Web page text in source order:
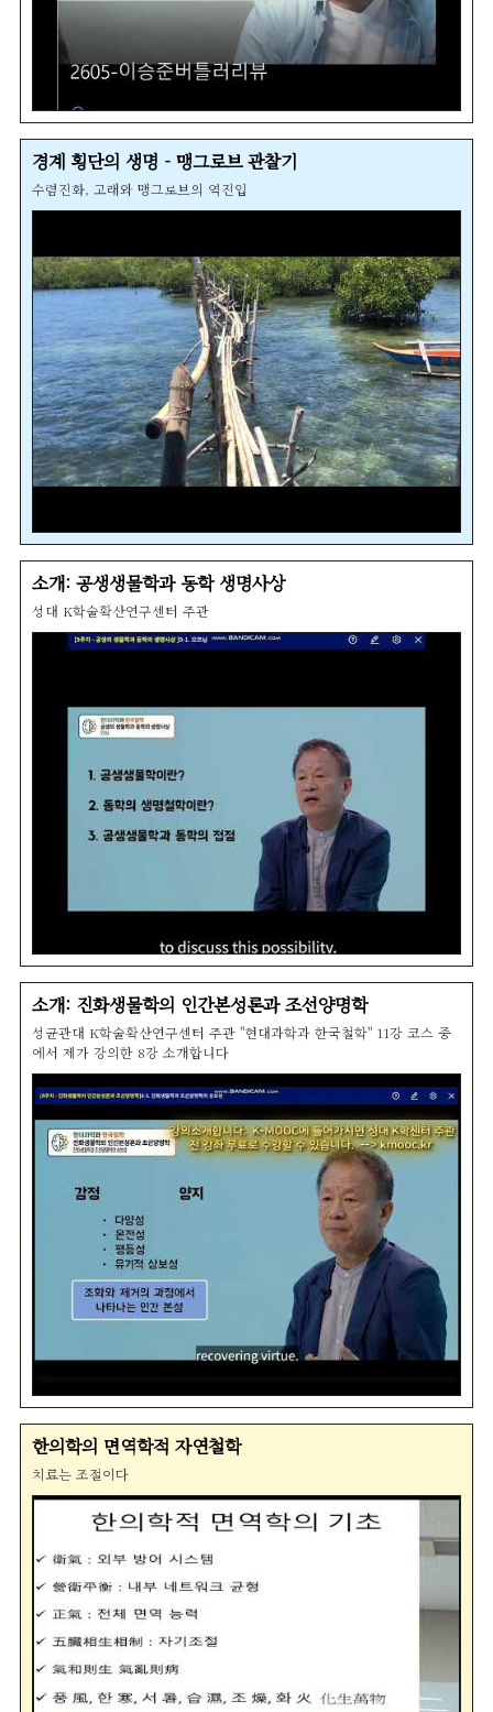
경계 횡단의 생명 - 맹그로브 관찰기
수렴진화, 고래와 맹그로브의 역진입
소개: 공생생물학과 동학 생명사상
성대 K학술확산연구센터 주관
소개: 진화생물학의 인간본성론과 조선양명학
성균관대 K학술확산연구센터 주관 "현대과학과 한국철학" 11강 코스 중
에서 제가 강의한 8강 소개합니다
한의학의 면역학적 자연철학
치료는 조절이다